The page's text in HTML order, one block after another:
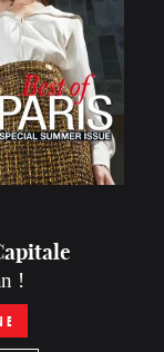
!